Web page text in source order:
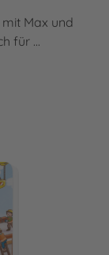
Max und
für ...